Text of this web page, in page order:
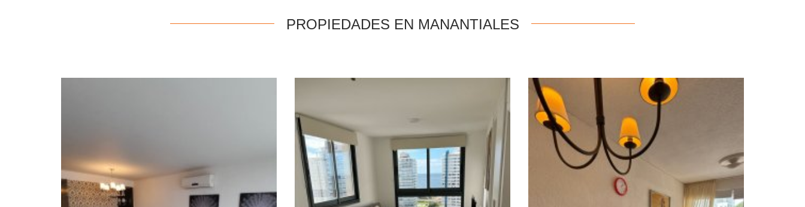
PROPIEDADES EN MANANTIALES